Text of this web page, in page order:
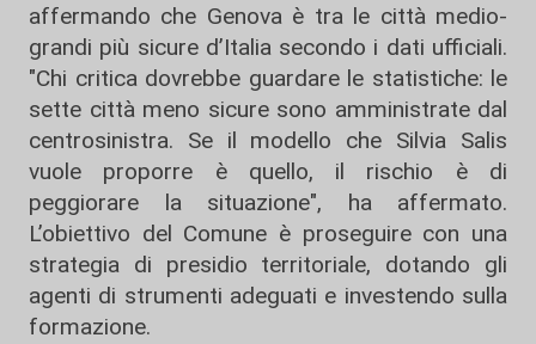
affermando che Genova è tra le città medio-
grandi più sicure d’Italia secondo i dati ufficiali.
"Chi critica dovrebbe guardare le statistiche: le
sette città meno sicure sono amministrate dal
centrosinistra. Se il modello che Silvia Salis
vuole proporre è quello, il rischio è di
peggiorare la situazione", ha affermato.
L’obiettivo del Comune è proseguire con una
strategia di presidio territoriale, dotando gli
agenti di strumenti adeguati e investendo sulla
formazione.